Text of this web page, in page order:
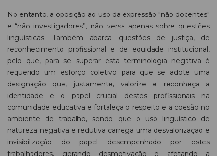
No entanto, a oposição ao uso da expressão "não docentes"
e “não investigadores”, não versa apenas sobre questões
linguísticas. Também abarca questões de justiça, de
reconhecimento profissional e de equidade institucional,
pelo que, para se superar esta terminologia negativa é
requerido um esforço coletivo para que se adote uma
designação que, justamente, valorize e reconheça a
identidade e o papel crucial destes profissionais na
comunidade educativa e fortaleça o respeito e a coesão no
ambiente de trabalho, sendo que o uso linguístico de
natureza negativa e redutiva carrega uma desvalorização e
invisibilização do papel desempenhado por estes
trabalhadores, gerando desmotivação e afetando a